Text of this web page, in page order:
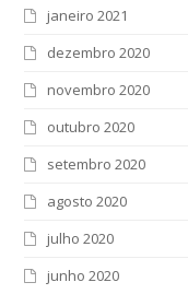
janeiro 2021
dezembro 2020
novembro 2020
outubro 2020
setembro 2020
agosto 2020
julho 2020
junho 2020